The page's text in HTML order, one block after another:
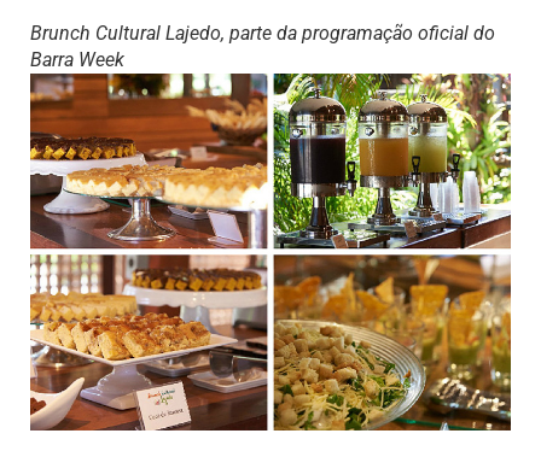
Brunch Cultural Lajedo, parte da programação oficial do
Barra Week